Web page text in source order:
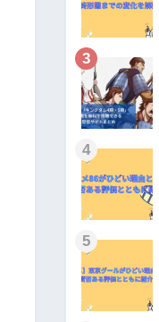
3
4
5